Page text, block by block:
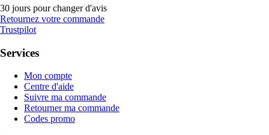
30 jours pour changer d'avis
Retournez votre commande
Trustpilot
Services
Mon compte
Centre d'aide
Suivre ma commande
Retourner ma commande
Codes promo